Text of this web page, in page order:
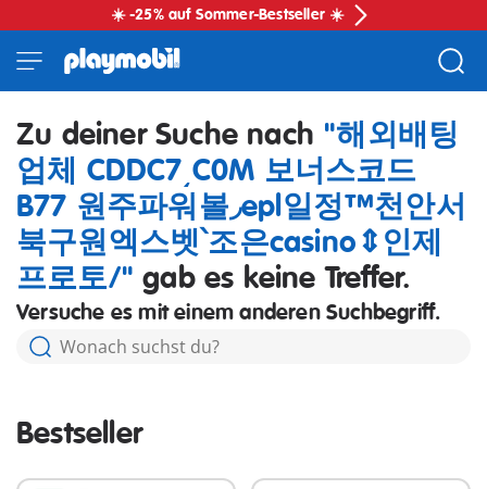
☀️ -25% auf Sommer-Bestseller ☀️
Zu deiner Suche nach "해외배팅
업체 CDDC7͵C0M 보너스코드
B77 원주파워볼◞epl일정™천안서
북구원엑스벳՝조은casino⇕인제
프로토/" gab es keine Treffer.
Versuche es mit einem anderen Suchbegriff.
Bestseller